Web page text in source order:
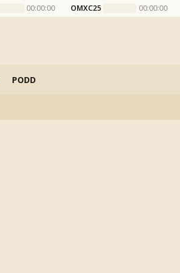
00:00:00 OMXC25 00:00:00
PODD